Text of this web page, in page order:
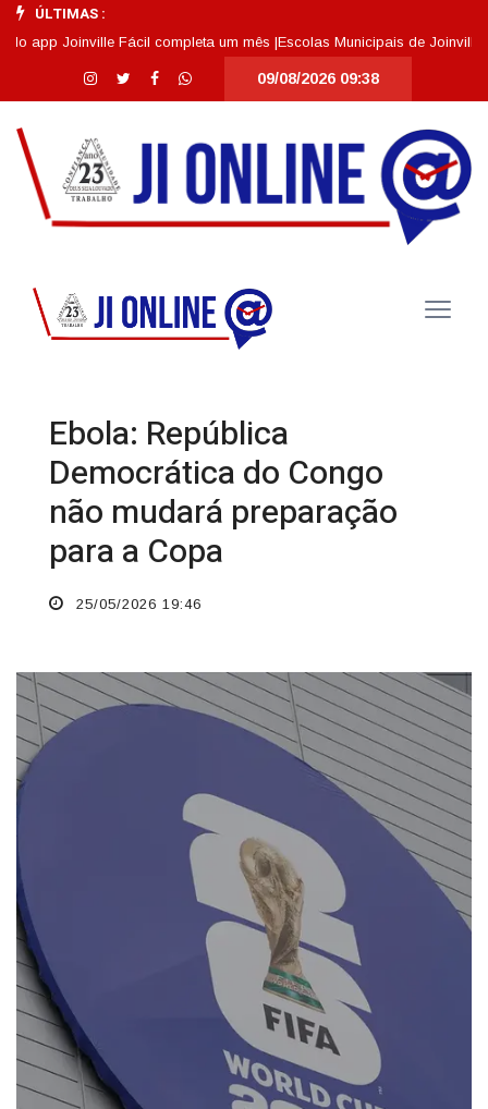
ÚLTIMAS :
Joinville Fácil completa um mês |Escolas Municipais de Joinville se
09/08/2026 09:38
Ebola: República
Democrática do Congo
não mudará preparação
para a Copa
25/05/2026 19:46